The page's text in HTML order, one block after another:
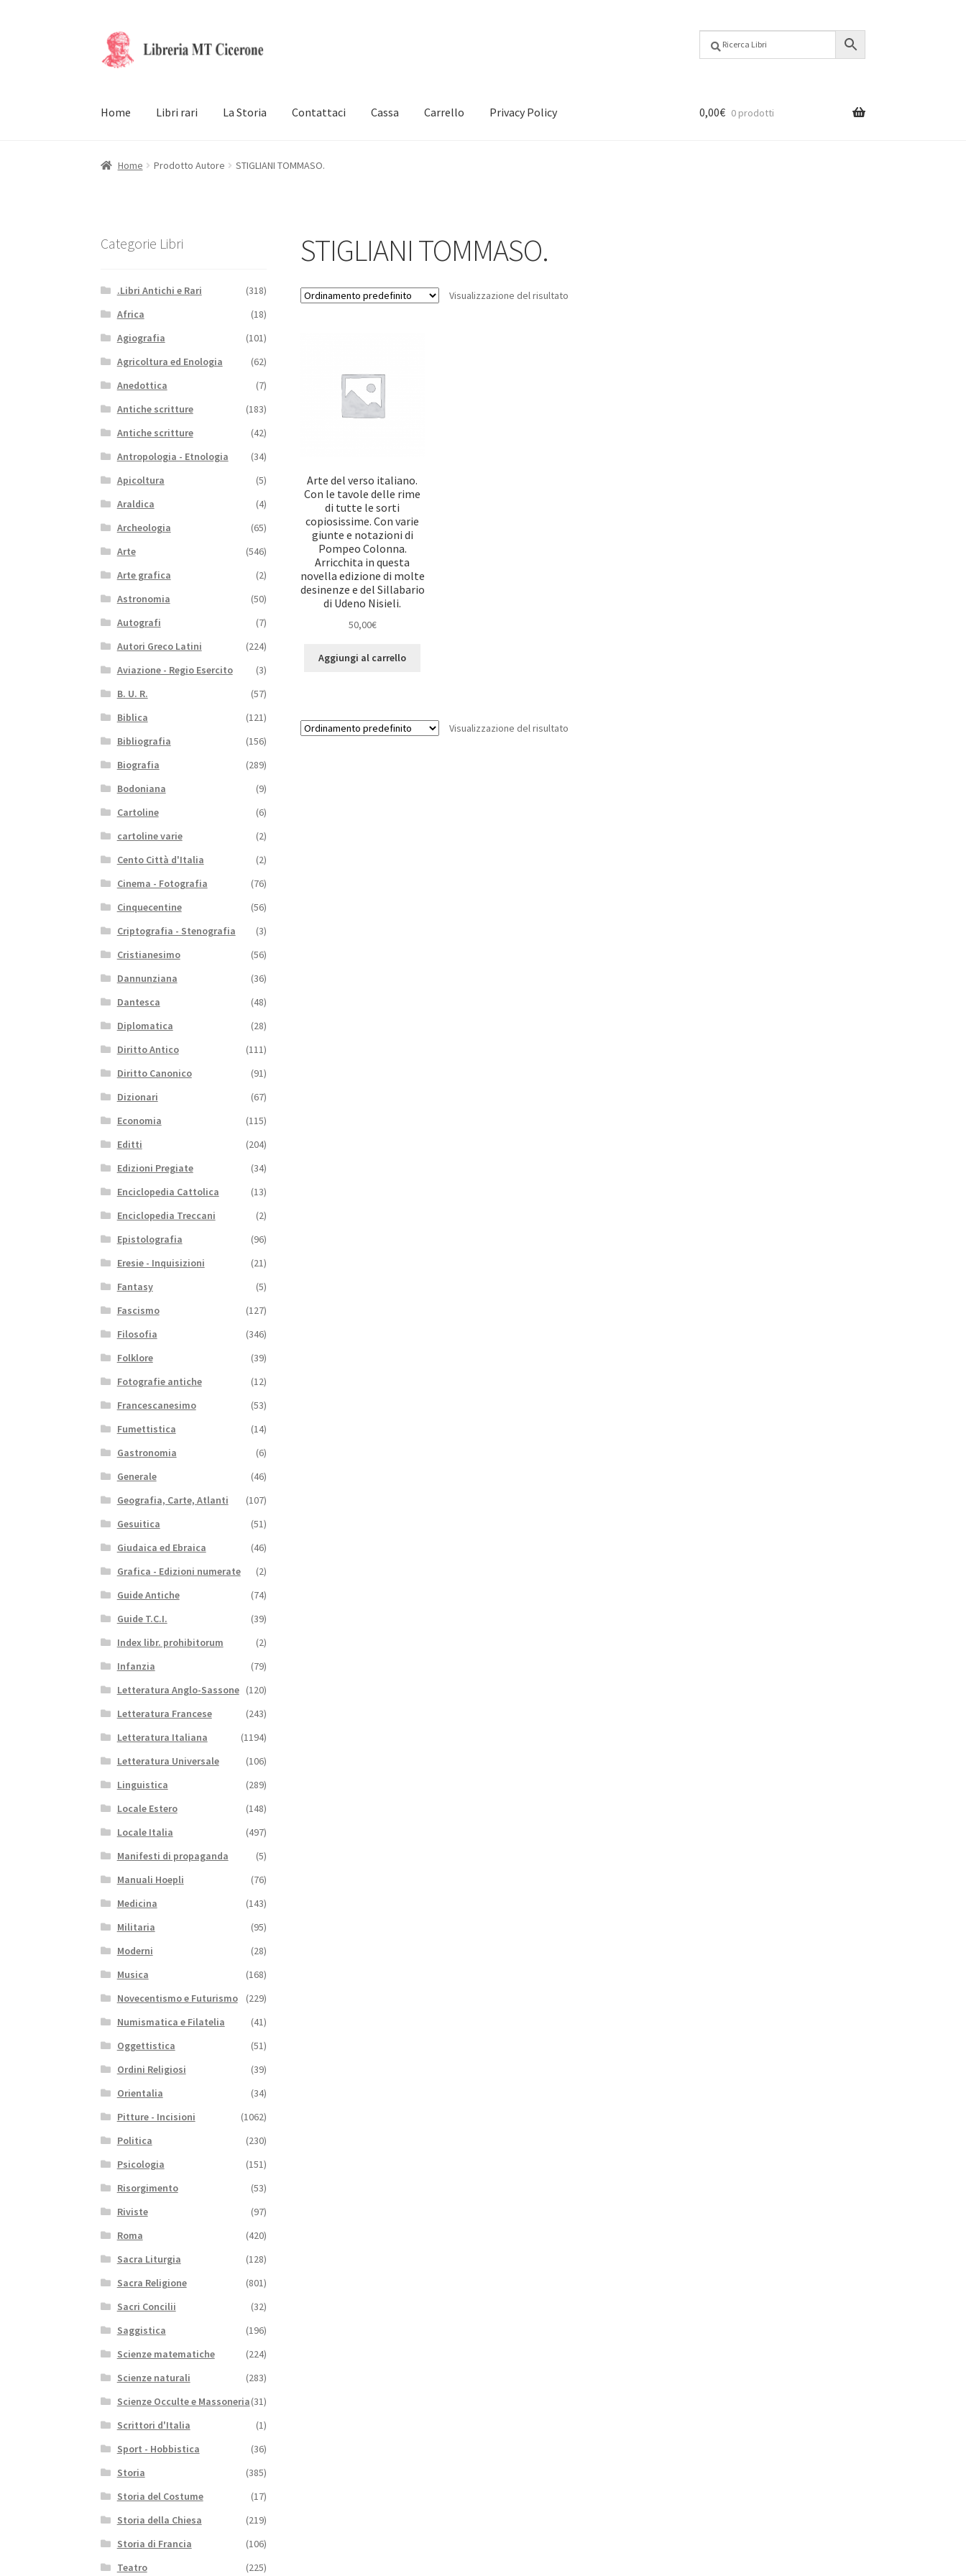
Vai
alla
Vai
al
Home Libri rari La Storia Contattaci Cassa Carrello Privacy Policy 0,00€ 0 prodotti
Home Prodotto Autore STIGLIANI TOMMASO.
STIGLIANI TOMMASO.
Visualizzazione del risultato
Arte del verso italiano.
Con le tavole delle rime
di tutte le sorti
copiosissime. Con varie
giunte e notazioni di
Pompeo Colonna.
Arricchita in questa
novella edizione di molte
desinenze e del Sillabario
di Udeno Nisieli.
50,00€
Aggiungi al carrello
Visualizzazione del risultato
Categorie Libri
.Libri Antichi e Rari
(318)
Africa
(18)
Agiografia
(101)
Agricoltura ed Enologia
(62)
Anedottica
(7)
Antiche scritture
(183)
Antiche scritture
(42)
Antropologia - Etnologia
(34)
Apicoltura
(5)
Araldica
(4)
Archeologia
(65)
Arte
(546)
Arte grafica
(2)
Astronomia
(50)
Autografi
(7)
Autori Greco Latini
(224)
Aviazione - Regio Esercito
(3)
B. U. R.
(57)
Biblica
(121)
Bibliografia
(156)
Biografia
(289)
Bodoniana
(9)
Cartoline
(6)
cartoline varie
(2)
Cento Città d'Italia
(2)
Cinema - Fotografia
(76)
Cinquecentine
(56)
Criptografia - Stenografia
(3)
Cristianesimo
(56)
Dannunziana
(36)
Dantesca
(48)
Diplomatica
(28)
Diritto Antico
(111)
Diritto Canonico
(91)
Dizionari
(67)
Economia
(115)
Editti
(204)
Edizioni Pregiate
(34)
Enciclopedia Cattolica
(13)
Enciclopedia Treccani
(2)
Epistolografia
(96)
Eresie - Inquisizioni
(21)
Fantasy
(5)
Fascismo
(127)
Filosofia
(346)
Folklore
(39)
Fotografie antiche
(12)
Francescanesimo
(53)
Fumettistica
(14)
Gastronomia
(6)
Generale
(46)
Geografia, Carte, Atlanti
(107)
Gesuitica
(51)
Giudaica ed Ebraica
(46)
Grafica - Edizioni numerate
(2)
Guide Antiche
(74)
Guide T.C.I.
(39)
Index libr. prohibitorum
(2)
Infanzia
(79)
Letteratura Anglo-Sassone (120)
Letteratura Francese
(243)
Letteratura Italiana
(1194)
Letteratura Universale
(106)
Linguistica
(289)
Locale Estero
(148)
Locale Italia
(497)
Manifesti di propaganda
(5)
Manuali Hoepli
(76)
Medicina
(143)
Militaria
(95)
Moderni
(28)
Musica
(168)
Novecentismo e Futurismo
(229)
Numismatica e Filatelia
(41)
Oggettistica
(51)
Ordini Religiosi
(39)
Orientalia
(34)
Pitture - Incisioni
(1062)
Politica
(230)
Psicologia
(151)
Risorgimento
(53)
Riviste
(97)
Roma
(420)
Sacra Liturgia
(128)
Sacra Religione
(801)
Sacri Concilii
(32)
Saggistica
(196)
Scienze matematiche
(224)
Scienze naturali
(283)
Scienze Occulte e Massoneria(31)
Scrittori d'Italia
(1)
Sport - Hobbistica
(36)
Storia
(385)
Storia del Costume
(17)
Storia della Chiesa
(219)
Storia di Francia
(106)
Teatro
(225)